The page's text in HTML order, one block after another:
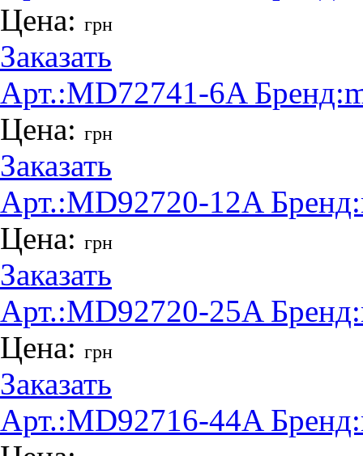
Цена: грн
Заказать
Арт.:MD72741-6A Бренд:
Цена: грн
Заказать
Арт.:MD92720-12A Бренд:
Цена: грн
Заказать
Арт.:MD92720-25A Бренд:
Цена: грн
Заказать
Арт.:MD92716-44A Бренд: